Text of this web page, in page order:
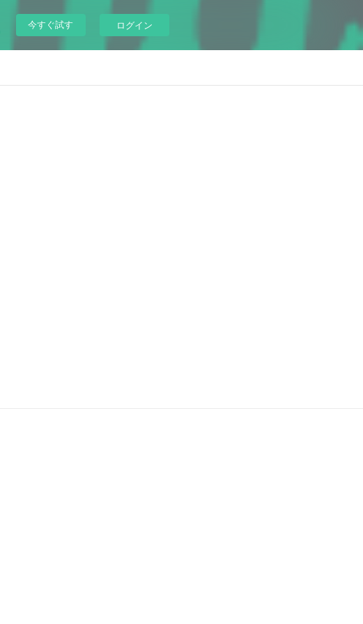
今すぐ試す ログイン